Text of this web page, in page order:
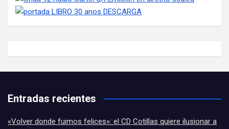
Entradas recientes
«Volver donde fuimos felices»: el CD Cotillas quiere ilusionar a